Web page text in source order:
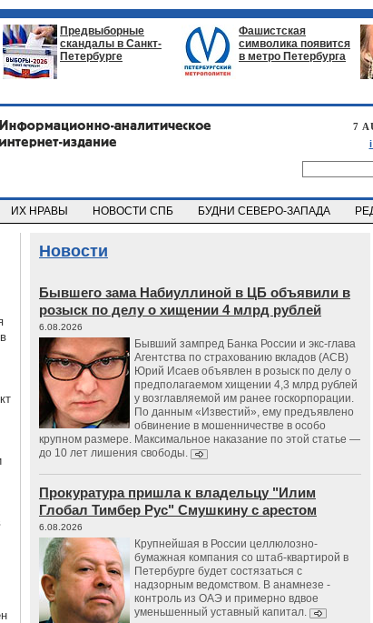
Предвыборные
скандалы в Санкт-
Петербурге
Фашистская
символика появится
в метро Петербурга
7
ИХ НРАВЫ НОВОСТИ СПБ БУДНИ СЕВЕРО-ЗАПАДА
Новости
Бывшего зама Набиуллиной в ЦБ объявили в
розыск по делу о хищении 4 млрд рублей
6.08.2026
Бывший зампред Банка России и экс-глава
Агентства по страхованию вкладов (АСВ)
Юрий Исаев объявлен в розыск по делу о
предполагаемом хищении 4,3 млрд рублей
у возглавляемой им ранее госкорпорации.
По данным «Известий», ему предъявлено
обвинение в мошенничестве в особо
крупном размере. Максимальное наказание по этой статье —
до 10 лет лишения свободы.
Прокуратура пришла к владельцу "Илим
Глобал Тимбер Рус" Смушкину с арестом
6.08.2026
Крупнейшая в России целлюлозно-
бумажная компания со штаб-квартирой в
Петербурге будет состязаться с
надзорным ведомством. В анамнезе -
контроль из ОАЭ и примерно вдвое
уменьшенный уставный капитал.